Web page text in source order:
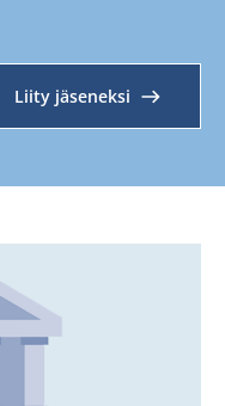
Liity jäseneksi